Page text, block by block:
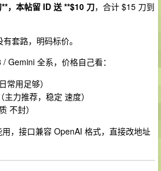
，本帖留 ID 送 **$10 刀，合计 $15 刀到
有套路，明码标价。
Gemini 全系，价格自己看：
常用足够）
力推荐，稳定 速度）
不封）
，接口兼容 OpenAI 格式，直接改地址